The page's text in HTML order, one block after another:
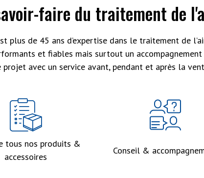
faire du traitement de
plus de 45 ans d’expertise dans le traitement de
et fiables mais surtout un
avec un service avant, pendant et après la
tous nos produits &
accessoires
Conseil &